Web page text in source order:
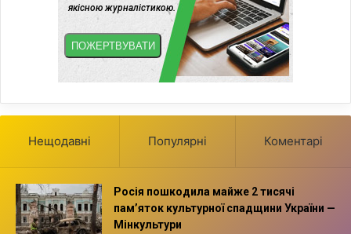
Нещодавні Популярні Коментарі
Росія пошкодила майже 2 тисячі
пам’яток культурної спадщини України —
Мінкультури